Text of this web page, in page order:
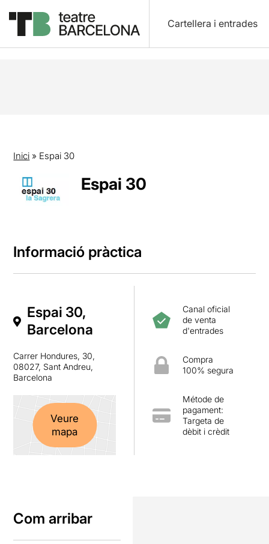
Cartellera i entrades
Inici » Espai 30
Espai 30
Informació pràctica
Espai 30,
Barcelona
Carrer Hondures, 30,
08027, Sant Andreu,
Barcelona
Veure
mapa
Canal oficial
de venta
d'entrades
Compra
100% segura
Métode de
pagament:
Targeta de
dèbit i crèdit
Com arribar